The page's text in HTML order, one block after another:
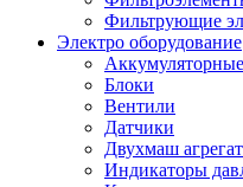
Фильтрующие
Электро оборудование
Блоки
Вентили
Датчики
Двухмаш
Индикаторы